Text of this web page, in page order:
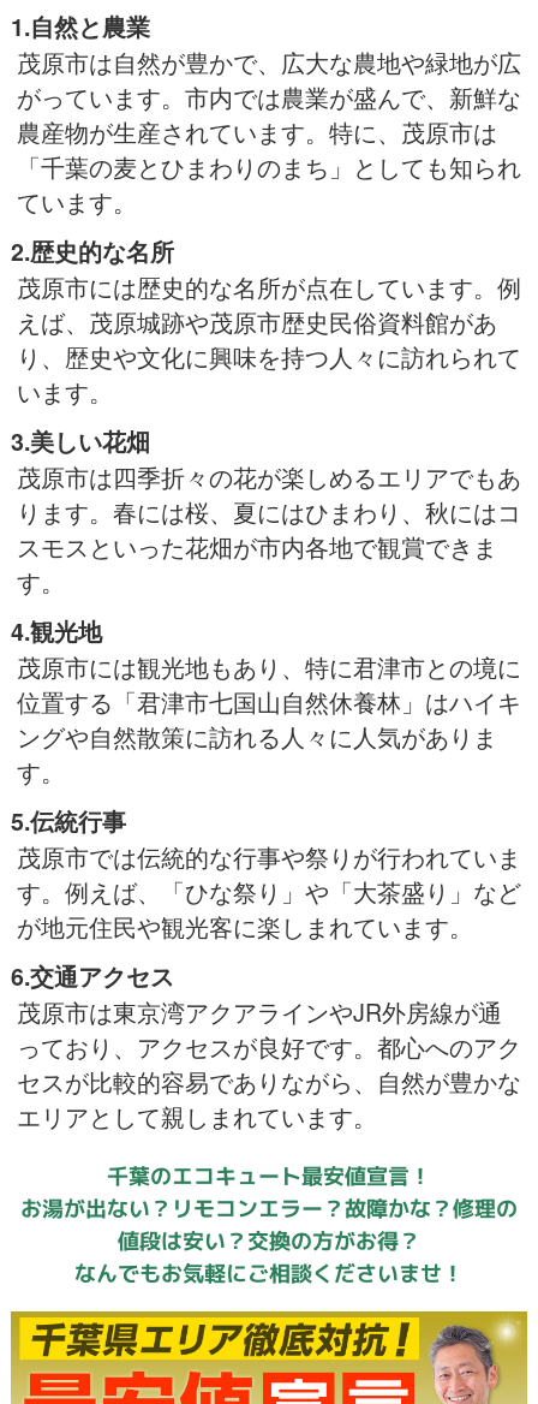
1.自然と農業
茂原市は自然が豊かで、広大な農地や緑地が広
がっています。市内では農業が盛んで、新鮮な
農産物が生産されています。特に、茂原市は
「千葉の麦とひまわりのまち」としても知られ
ています。
2.歴史的な名所
茂原市には歴史的な名所が点在しています。例
えば、茂原城跡や茂原市歴史民俗資料館があ
り、歴史や文化に興味を持つ人々に訪れられて
います。
3.美しい花畑
茂原市は四季折々の花が楽しめるエリアでもあ
ります。春には桜、夏にはひまわり、秋にはコ
スモスといった花畑が市内各地で観賞できま
す。
4.観光地
茂原市には観光地もあり、特に君津市との境に
位置する「君津市七国山自然休養林」はハイキ
ングや自然散策に訪れる人々に人気がありま
す。
5.伝統行事
茂原市では伝統的な行事や祭りが行われていま
す。例えば、「ひな祭り」や「大茶盛り」など
が地元住民や観光客に楽しまれています。
6.交通アクセス
茂原市は東京湾アクアラインやJR外房線が通
っており、アクセスが良好です。都心へのアク
セスが比較的容易でありながら、自然が豊かな
エリアとして親しまれています。
千葉のエコキュート最安値宣言！
お湯が出ない？リモコンエラー？故障かな？修理の
値段は安い？交換の方がお得？
なんでもお気軽にご相談くださいませ！